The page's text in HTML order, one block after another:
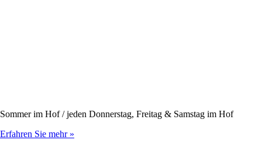
Sommer im Hof / jeden Donnerstag, Freitag & Samstag im Hof
Erfahren Sie mehr »